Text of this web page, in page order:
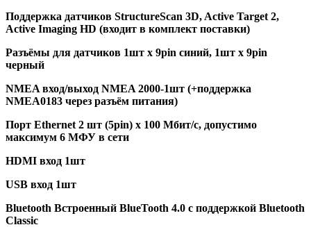
Поддержка датчиков StructureScan 3D, Active Target 2,
Active Imaging HD (входит в комплект поставки)
Разъёмы для датчиков 1шт х 9pin синий, 1шт х 9pin
черный
NMEA вход/выход NMEA 2000-1шт (+поддержка
NMEA0183 через разъём питания)
Порт Ethernet 2 шт (5pin) x 100 Мбит/с, допустимо
максимум 6 МФУ в сети
HDMI вход 1шт
USB вход 1шт
Bluetooth Встроенный BlueTooth 4.0 с поддержкой Bluetooth
Classic